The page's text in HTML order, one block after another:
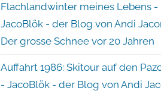
Flachlandwinter meines Lebens -
JacoBlök - der Blog von Andi
Der grosse Schnee vor 20 Jahren
Auffahrt 1986: Skitour auf den
- JacoBlök - der Blog von Andi